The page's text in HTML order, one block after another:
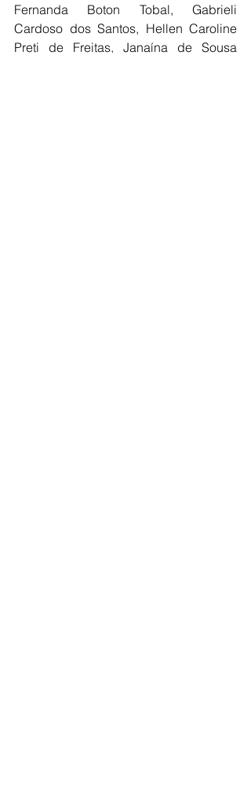
Fernanda Boton Tobal, Gabrieli
Cardoso dos Santos, Hellen Caroline
Preti de Freitas, Janaína de Sousa